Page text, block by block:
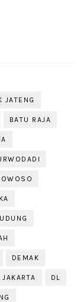
JATENG
BATU RAJA
DEMAK
JAKARTA DL